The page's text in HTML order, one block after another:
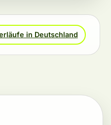
in Deutschland